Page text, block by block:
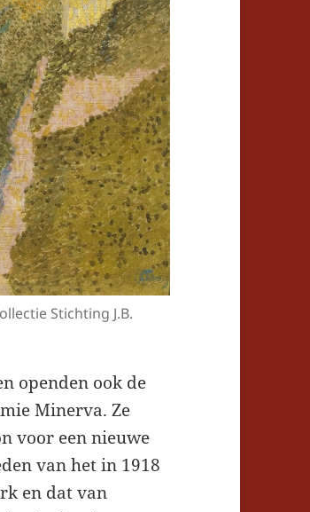
Stichting J.B.
openden ook de
Minerva. Ze
voor een nieuwe
van het in 1918
en dat van